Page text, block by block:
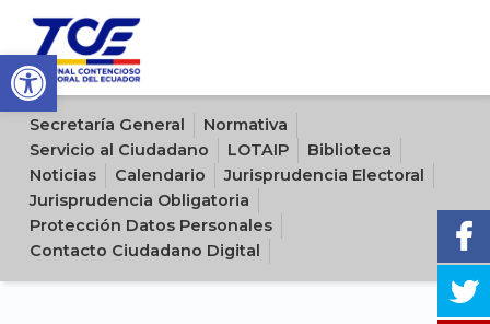
Open toolbar
Sitio oficial del Tribunal Contencioso Electoral del Ecuador
Secretaría General
Normativa
Servicio al Ciudadano
LOTAIP
Biblioteca
Noticias
Calendario
Jurisprudencia Electoral
Jurisprudencia Obligatoria
Protección Datos Personales
Contacto Ciudadano Digital